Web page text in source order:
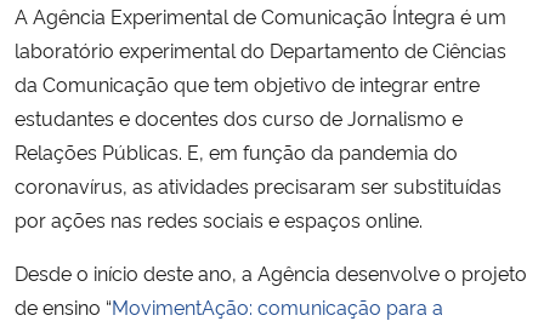
Ministério de Minas e Energia
Ministério da Ciência, Tecnologia, Inovações e Comunicações
Ministério do Meio Ambiente
Ministério do Turismo
Ministério do Desenvolvimento Regional
A Agência Experimental de Comunicação Íntegra é um
laboratório experimental do Departamento de Ciências
da Comunicação que tem objetivo de integrar entre
estudantes e docentes dos curso de Jornalismo e
Relações Públicas. E, em função da pandemia do
coronavírus, as atividades precisaram ser substituídas
por ações nas redes sociais e espaços online.
Desde o início deste ano, a Agência desenvolve o projeto
de ensino “MovimentAção: comunicação para a